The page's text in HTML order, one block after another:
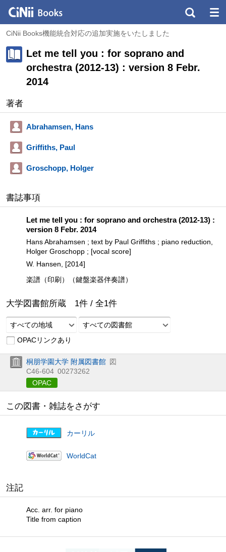
CiNii Books機能統合対応の追加実施をいたしました
Let me tell you : for soprano and
orchestra (2012-13) : version 8 Febr.
2014
著者
Abrahamsen, Hans
Griffiths, Paul
Groschopp, Holger
書誌事項
Let me tell you : for soprano and orchestra (2012-13) :
version 8 Febr. 2014
Hans Abrahamsen ; text by Paul Griffiths ; piano reduction,
Holger Groschopp ; [vocal score]
W. Hansen, [2014]
楽譜（印刷）（鍵盤楽器伴奏譜）
大学図書館所蔵 1件 / 全1件
すべての地域
すべての図書館
OPACリンクあり
桐朋学園大学 附属図書館 図
C46-604 00273262
OPAC
この図書・雑誌をさがす
カーリル
WorldCat
注記
Acc. arr. for piano
Title from caption